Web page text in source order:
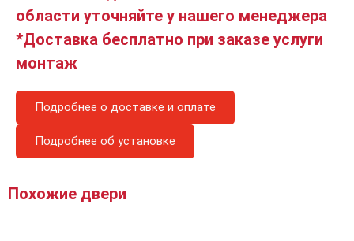
области уточняйте у нашего менеджера
*Доставка бесплатно при заказе услуги
монтаж
Подробнее о доставке и оплате
Подробнее об установке
Похожие двери